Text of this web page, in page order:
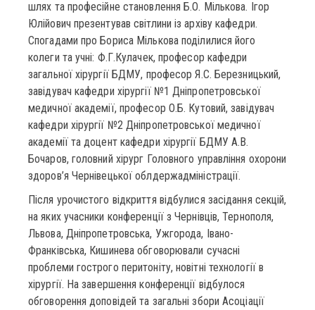
шлях та професійне становлення Б.О. Мількова. Ігор
Юлійович презентував світлини із архіву кафедри.
Спогадами про Бориса Мількова поділилися його
колеги та учні: Ф.Г.Кулачек, професор кафедри
загальної хірургії БДМУ, професор Я.С. Березницький,
завідувач кафедри хірургії №1 Дніпропетровської
медичної академії, професор О.Б. Кутовий, завідувач
кафедри хірургії №2 Дніпропетровської медичної
академії та доцент кафедри хірургії БДМУ А.В.
Бочаров, головний хірург Головного управління охорони
здоров’я Чернівецької облдержадміністрації.
Після урочистого відкриття відбулися засідання секцій,
на яких учасники конференції з Чернівців, Тернополя,
Львова, Дніпропетровська, Ужгорода, Івано-
Франківська, Кишинева обговорювали сучасні
проблеми гострого перитоніту, новітні технології в
хірургії. На завершення конференції відбулося
обговорення доповідей та загальні збори Асоціації